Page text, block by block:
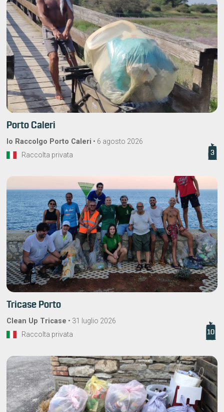
Porto Caleri
Io Raccolgo Porto Caleri • 6 agosto 2026
Raccolta privata
3
Tricase Porto
Clean Up Tricase • 31 luglio 2026
Raccolta privata
10